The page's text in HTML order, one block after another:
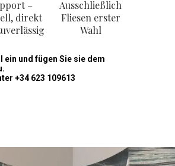
–
direkt
Ausschließlich
Fliesen erster
Wahl
ein und fügen Sie sie dem
+34 623 109613